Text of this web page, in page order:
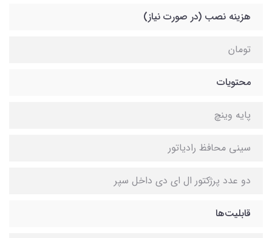
هزینه نصب (در صورت نیاز)
تومان
محتویات
پایه وینچ
سینی محافظ رادیاتور
دو عدد پرژکتور ال ای دی داخل سپر
قابلیت‌ها